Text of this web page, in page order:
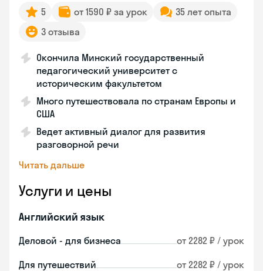
5 от 1590 ₽ за урок
35 лет опыта
3 отзыва
Окончила Минский государственный
педагогический университет с
историческим факультетом
Много путешествовала по странам Европы и
США
Ведет активный диалог для развития
разговорной речи
Читать дальше
Услуги и цены
Английский язык
Деловой - для бизнеса от 2282 ₽ / урок
Для путешествий от 2282 ₽ / урок